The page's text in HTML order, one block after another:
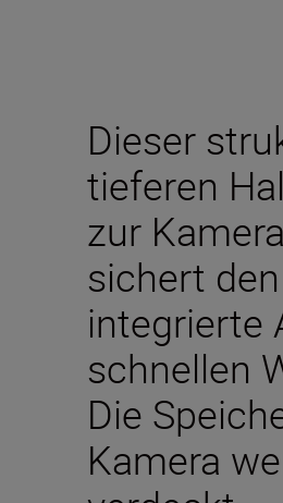
Dieser
tieferen
zur
sichert
integrierte
schnellen
Die
Kamera